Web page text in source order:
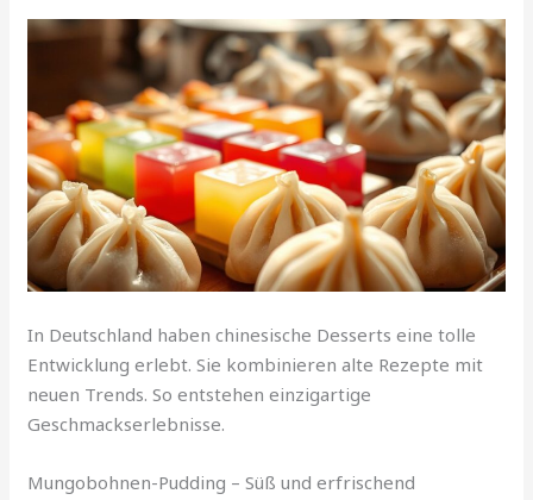
In Deutschland haben chinesische Desserts eine tolle
Entwicklung erlebt. Sie kombinieren alte Rezepte mit
neuen Trends. So entstehen einzigartige
Geschmackserlebnisse.
Mungobohnen-Pudding – Süß und erfrischend